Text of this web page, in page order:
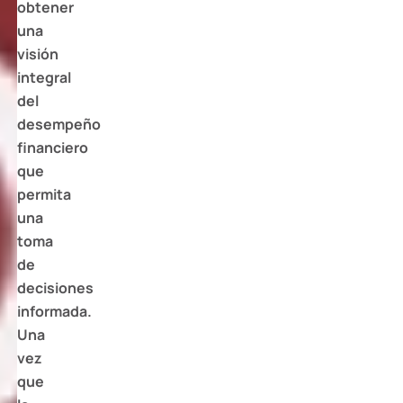
obtener
una
visión
integral
del
desempeño
financiero
que
permita
una
toma
de
decisiones
informada.
Una
vez
que